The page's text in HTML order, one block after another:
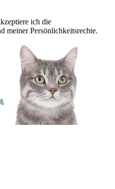
ich die
meiner Persönlichkeitsrechte.